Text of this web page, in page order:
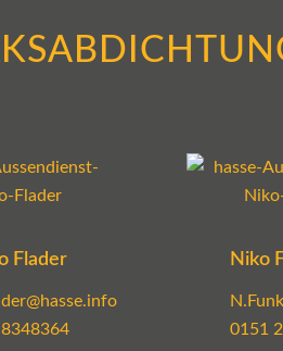
Flader Niko
0151